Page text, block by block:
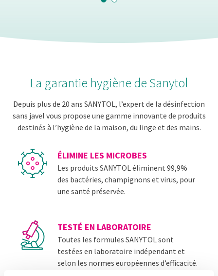
La garantie hygiène de Sanytol
Depuis plus de 20 ans SANYTOL, l’expert de la désinfection
sans javel vous propose une gamme innovante de produits
destinés à l’hygiène de la maison, du linge et des mains.
ÉLIMINE LES MICROBES
Les produits SANYTOL éliminent 99,9%
des bactéries, champignons et virus, pour
une santé préservée.
TESTÉ EN LABORATOIRE
Toutes les formules SANYTOL sont
testées en laboratoire indépendant et
selon les normes européennes d’efficacité.